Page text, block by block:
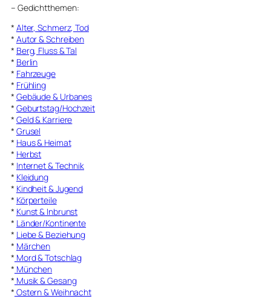
– Gedichtthemen:
* Alter, Schmerz, Tod
* Autor & Schreiben
* Berg, Fluss & Tal
* Berlin
* Fahrzeuge
* Frühling
* Gebäude & Urbanes
* Geburtstag/Hochzeit
* Geld & Karriere
* Grusel
* Haus & Heimat
* Herbst
* Internet & Technik
* Kleidung
* Kindheit & Jugend
* Körperteile
* Kunst & Inbrunst
* Länder/Kontinente
* Liebe & Beziehung
* Märchen
* Mord & Totschlag
* München
* Musik & Gesang
* Ostern & Weihnacht